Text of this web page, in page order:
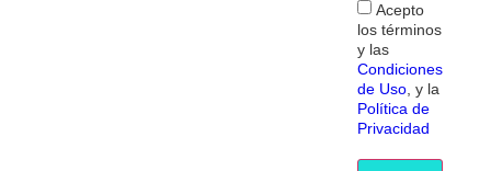
Acepto
los términos
y las
Condiciones
de Uso, y la
Política de
Privacidad